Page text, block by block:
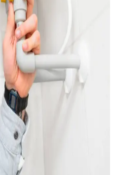
ou tiède le matin
de sécurité (au-delà de
ballon (entartrage de la
eau par un modèle
basse consommation ou
Le thermodynamique utilise
chauffer l'eau. Il consomme 60
des Hauts de Massane
de 200 litres minimum est
l'appareil en fonction du